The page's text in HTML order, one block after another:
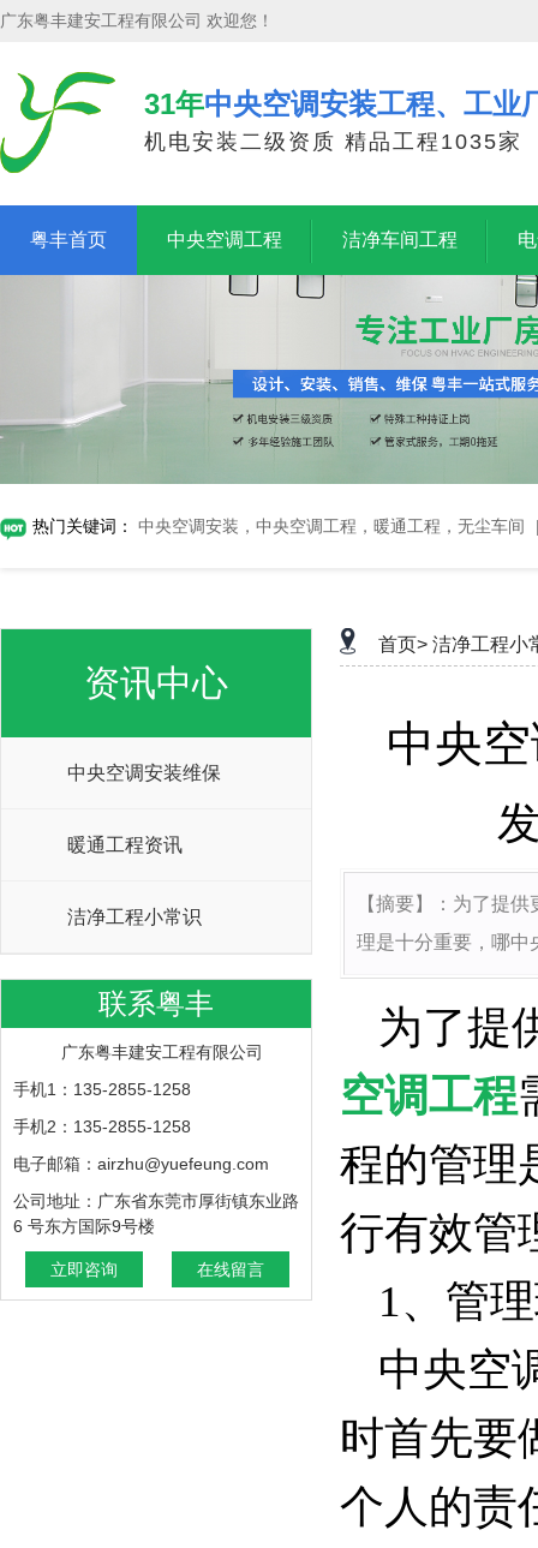
广东粤丰建安工程有限公司 欢迎您！
31年中央空调安装工程、工业
机电安装二级资质 精品工程1035家
粤丰首页 中央空调工程 洁净车间工程
热门关键词： 中央空调安装，中央空调工程，暖通工程，无尘车间
资讯中心
中央空调安装维保
暖通工程资讯
洁净工程小常识
联系粤丰
广东粤丰建安工程有限公司
手机1：135-2855-1258
手机2：135-2855-1258
电子邮箱：airzhu@yuefeung.com
公司地址：广东省东莞市厚街镇东业路
6 号东方国际9号楼
立即咨询 在线留言
首页> 洁净工程小
中央
【摘要】： 为了提供
理是十分重要， 哪中
为了提
空调工程
程的管理
行有效管
1、管
中央空
时首先要
个人的责